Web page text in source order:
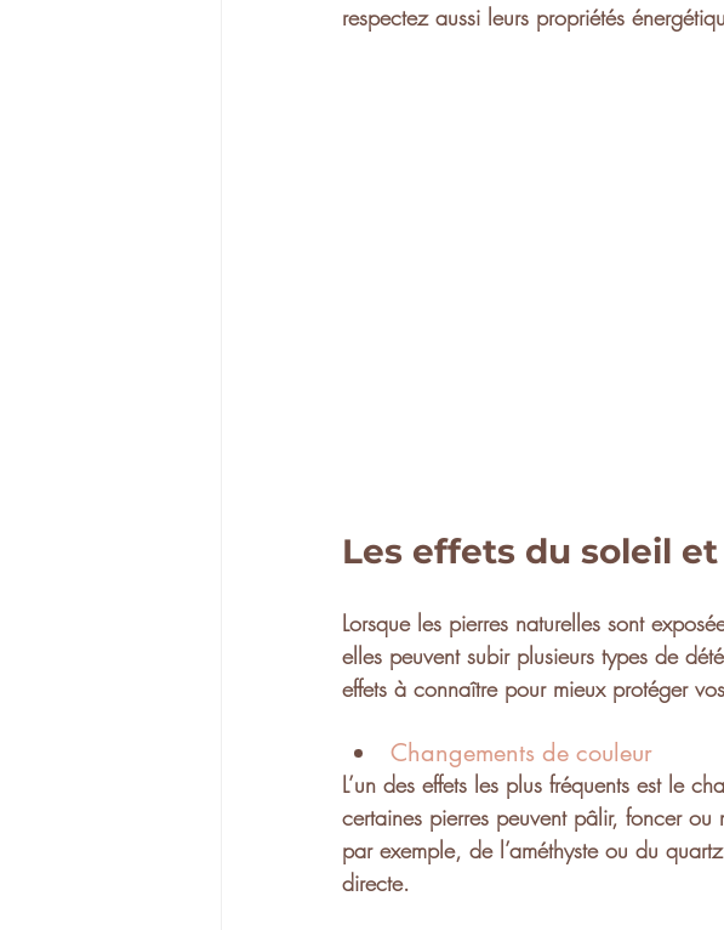
respectez aussi leurs propriétés
Les effets du soleil
Lorsque les pierres naturelles sont
elles peuvent subir plusieurs types de
effets à connaître pour mieux protéger vos
Changements de couleur
L’un des effets les plus fréquents est le
certaines pierres peuvent pâlir, foncer ou
par exemple, de l’améthyste ou du
directe.